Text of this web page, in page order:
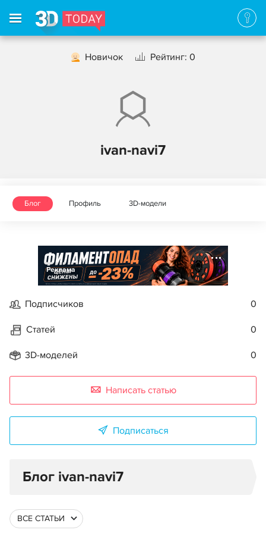
Новичок Рейтинг: 0
ivan-navi7
Блог Профиль 3D-модели
Реклама
Подписчиков 0
Статей 0
3D-моделей 0
Написать статью
Подписаться
Блог ivan-navi7
ВСЕ СТАТЬИ